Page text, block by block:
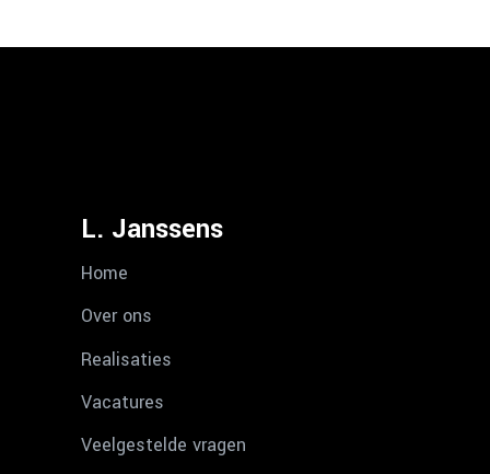
L. Janssens
Home
Over ons
Realisaties
Vacatures
Veelgestelde vragen